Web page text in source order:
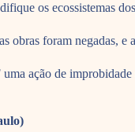
os ecossistemas
obras foram negadas,
ação de